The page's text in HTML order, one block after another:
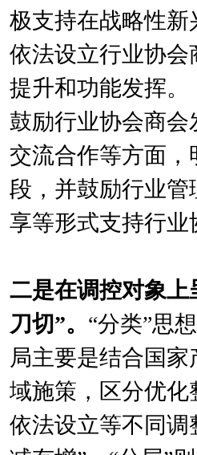
极支持在战略性
依法设立行业协会
提升和功能发挥
鼓励行业协会商
交流合作等方面
段，并鼓励行业
享等形式支持行
二是在调控对象上
刀切”。 “分类”思
局主要是结合国
域施策，区分优
依法设立等不同调